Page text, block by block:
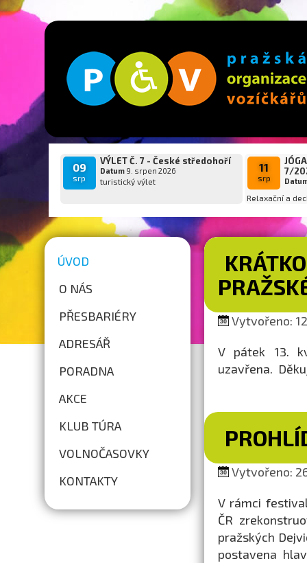
09
srp
VÝLET Č. 7 - České středohoří
Datum9. srpen 2026
turistický výlet
11
srp
7/
Relaxační a
ÚVOD
O NÁS
PŘESBARIÉRY
ADRESÁŘ
PORADNA
AKCE
KLUB TÚRA
VOLNOČASOVKY
KONTAKTY
Vytvořeno:
V pátek 13.
uzavřena.
Vytvořeno:
V rámci
ČR
pražských
postavena